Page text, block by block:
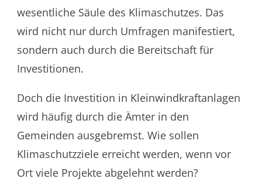
wesentliche Säule des Klimaschutzes. Das
wird nicht nur durch Umfragen manifestiert,
sondern auch durch die Bereitschaft für
Investitionen.
Doch die Investition in Kleinwindkraftanlagen
wird häufig durch die Ämter in den
Gemeinden ausgebremst. Wie sollen
Klimaschutzziele erreicht werden, wenn vor
Ort viele Projekte abgelehnt werden?